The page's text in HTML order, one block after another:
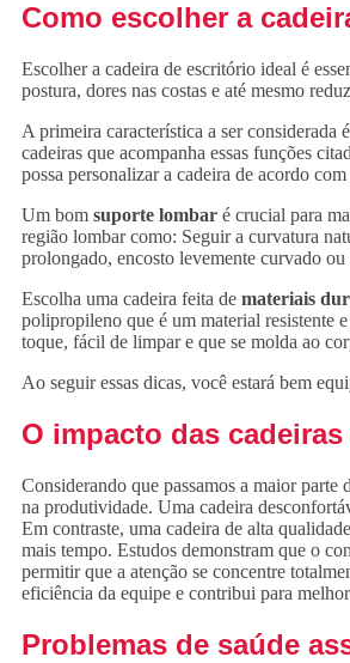
Como escolher a
Escolher a cadeira de escritório ideal é
postura, dores nas costas e até mesmo
A primeira característica a ser considerada
cadeiras que acompanha essas funções
possa personalizar a cadeira de acordo
Um bom suporte lombar é crucial para
região lombar como: Seguir a curvatura
prolongado, encosto levemente curvado
Escolha uma cadeira feita de materiais
polipropileno que é um material resistente
toque, fácil de limpar e que se molda ao
Ao seguir essas dicas, você estará bem
O impacto das
Considerando que passamos a maior
na produtividade. Uma cadeira
Em contraste, uma cadeira de alta
mais tempo. Estudos demonstram que o
permitir que a atenção se concentre
eficiência da equipe e contribui para
Problemas de saúde